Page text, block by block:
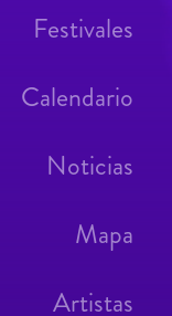
Festivales
Calendario
Noticias
Mapa
Artistas